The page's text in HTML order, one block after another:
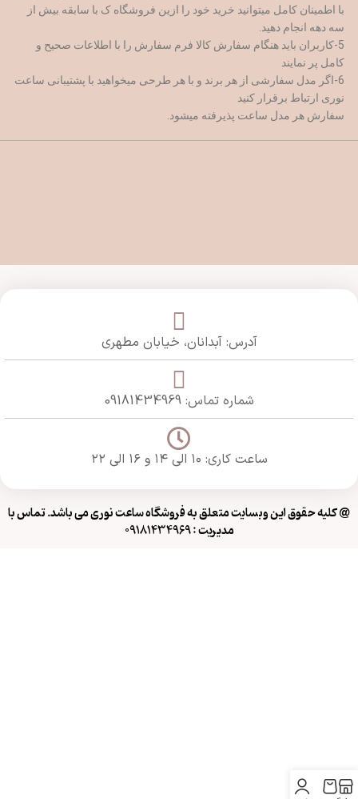
با اطمینان کامل میتوانید خرید خود را ازین فروشگاه ک با سابقه بیش از
سه دهه انجام دهید.
5-کاربران باید هنگام سفارش کالا فرم سفارش را با اطلاعات صحیح و
کامل پر نمایند
6-اگر مدل سفارشی از هر برند و با هر طرحی میخواهید با پشتیبانی ساعت
نوری ارتباط برقرار کنید
سفارش هر مدل ساعت پذیرفته میشود.
آدرس: آبدانان، خیابان مطهری
شماره تماس: 09181434969
ساعت کاری: ۱۰ الی ۱۴ و ۱۶ الی ۲۲
@ کلیه حقوق این وبسایت متعلق به فروشگاه ساعت نوری می باشد. تماس با
مدیریت : 09181434969